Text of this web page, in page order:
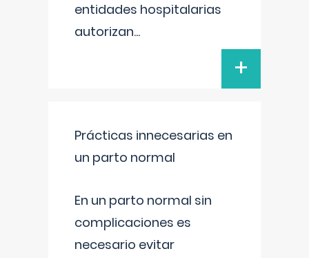
entidades hospitalarias
autorizan...
+
Prácticas innecesarias en
un parto normal
En un parto normal sin
complicaciones es
necesario evitar